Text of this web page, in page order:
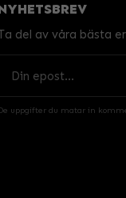
del av våra bästa
uppgifter du matar in